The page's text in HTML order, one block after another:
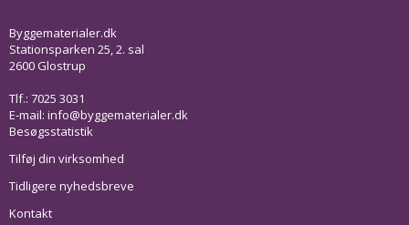
Byggematerialer.dk
Stationsparken 25, 2. sal
2600 Glostrup
Tlf.: 7025 3031
E-mail: info@byggematerialer.dk
Besøgsstatistik
Tilføj din virksomhed
Tidligere nyhedsbreve
Kontakt